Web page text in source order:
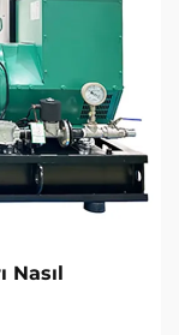
Nasıl